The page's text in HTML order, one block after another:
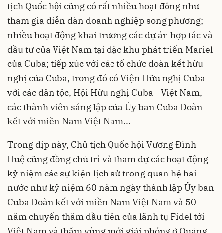
tịch Quốc hội cũng có rất nhiều hoạt động như
tham gia diễn đàn doanh nghiệp song phương;
nhiều hoạt động khai trương các dự án hợp tác và
đầu tư của Việt Nam tại đặc khu phát triển Mariel
của Cuba; tiếp xúc với các tổ chức đoàn kết hữu
nghị của Cuba, trong đó có Viện Hữu nghị Cuba
với các dân tộc, Hội Hữu nghị Cuba - Việt Nam,
các thành viên sáng lập của Ủy ban Cuba Đoàn
kết với miền Nam Việt Nam...
Trong dịp này, Chủ tịch Quốc hội Vương Đình
Huệ cũng đồng chủ trì và tham dự các hoạt động
kỷ niệm các sự kiện lịch sử trong quan hệ hai
nước như kỷ niệm 60 năm ngày thành lập Ủy ban
Cuba Đoàn kết với miền Nam Việt Nam và 50
năm chuyến thăm đầu tiên của lãnh tụ Fidel tới